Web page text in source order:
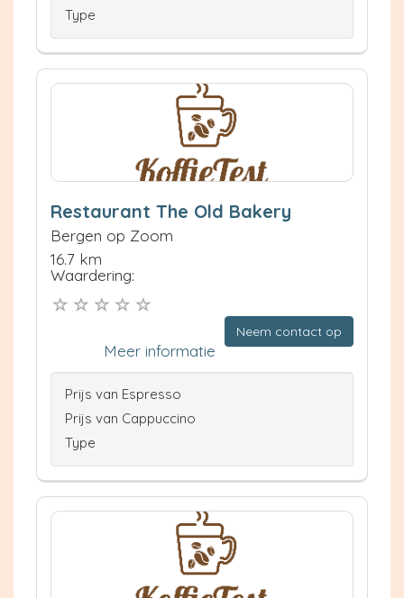
Type
Restaurant The Old Bakery
Bergen op Zoom
16.7 km
Waardering:
Neem contact op
Meer informatie
Prijs van Espresso
Prijs van Cappuccino
Type